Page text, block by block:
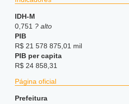
IDH-M
0,751 ? alto
PIB
R$ 21 578 875,01 mil
PIB per capita
R$ 24 858,31
Página oficial
Prefeitura